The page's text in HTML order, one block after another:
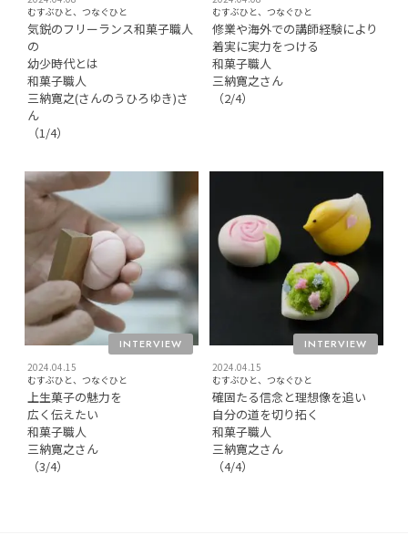
むすぶひと、つなぐひと
気鋭のフリーランス和菓子職人
の
幼少時代とは
和菓子職人
三納寛之(さんのうひろゆき)さ
ん
（1/4）
むすぶひと、つなぐひと
修業や海外での講師経験により
着実に実力をつける
和菓子職人
三納寛之さん
（2/4）
2024.04.15
INTERVIEW
むすぶひと、つなぐひと
上生菓子の魅力を
広く伝えたい
和菓子職人
三納寛之さん
（3/4）
2024.04.15
INTERVIEW
むすぶひと、つなぐひと
確固たる信念と理想像を追い
自分の道を切り拓く
和菓子職人
三納寛之さん
（4/4）